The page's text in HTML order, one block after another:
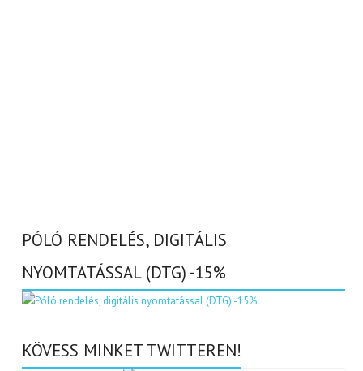
PÓLÓ RENDELÉS, DIGITÁLIS
NYOMTATÁSSAL (DTG) -15%
KÖVESS MINKET TWITTEREN!